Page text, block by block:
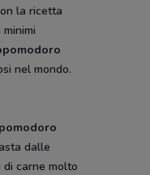
la ricetta
nel mondo.
dalle
carne molto